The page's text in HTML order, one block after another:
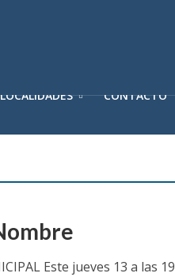
LOCALIDADES CONTACTO
Este jueves 13 a las 19